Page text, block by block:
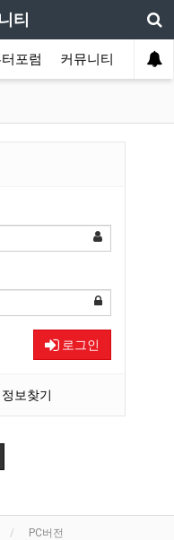
티
포럼 커뮤니티 국가
로그인
정보찾기
PC버전